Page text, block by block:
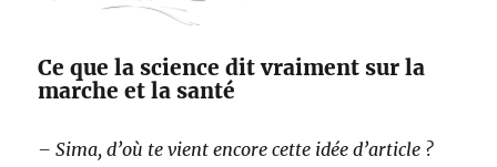
Ce que la science dit vraiment sur la
marche et la santé
– Sima, d’où te vient encore cette idée d’article ?